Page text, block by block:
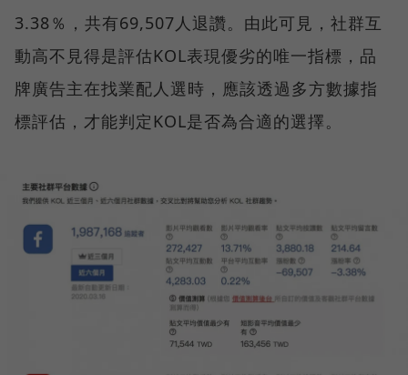
3.38％，共有69,507人退讚。由此可見，社群互
動高不見得是評估KOL表現優劣的唯一指標，品
牌廣告主在找業配人選時，應該透過多方數據指
標評估，才能判定KOL是否為合適的選擇。